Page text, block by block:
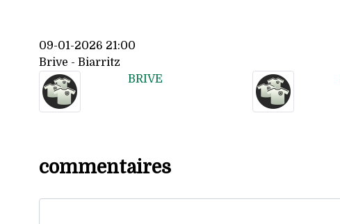
09-01-2026 21:00
Brive - Biarritz
BRIVE
commentaires